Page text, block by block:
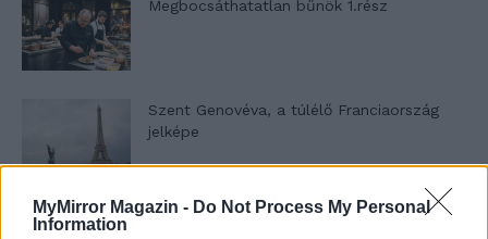
MyMirror Magazin - Do Not Process My Personal
Information
Megbocsáthatatlan bűnök 1.rész
Szent Genovéva, a túlélő Franciaország
jelképe
Minka 12. rész